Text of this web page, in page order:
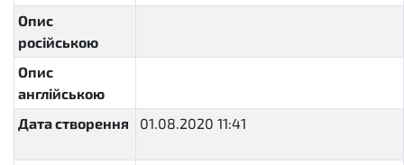
Опис
російською
Опис
англійською
Дата створення
01.08.2020 11:41